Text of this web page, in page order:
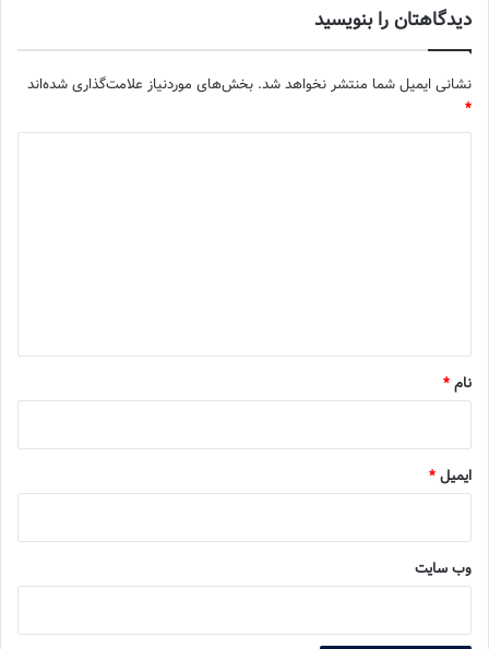
دیدگاهتان را بنویسید
نشانی ایمیل شما منتشر نخواهد شد. بخش‌های موردنیاز علامت‌گذاری شده‌اند
*
نام*
ایمیل*
وب‌ سایت